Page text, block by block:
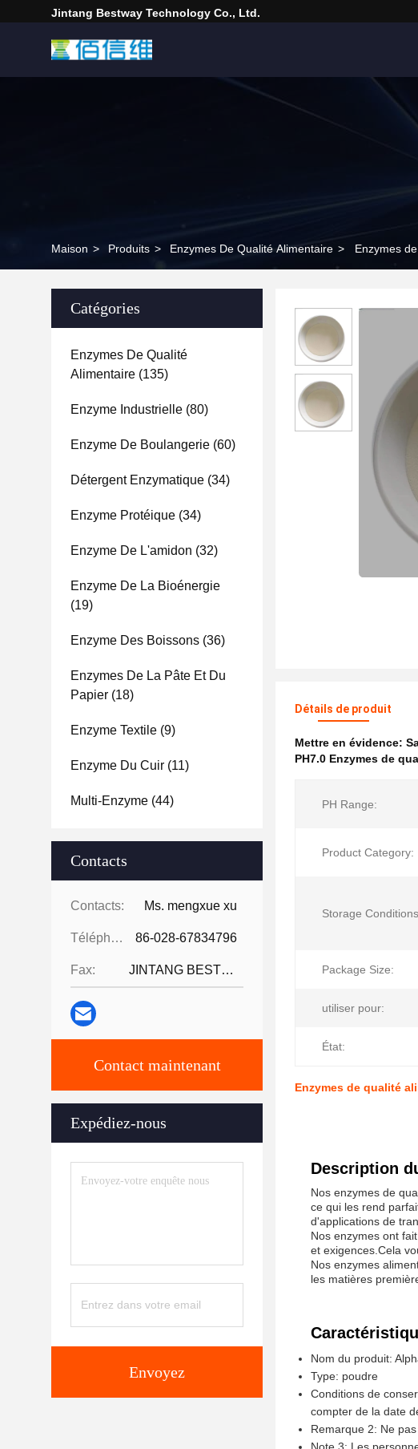
Jintang Bestway Technology Co., Ltd.
Maison > Produits > Enzymes De Qualité Alimentaire > Enzymes
Catégories
Enzymes De Qualité
Alimentaire (135)
Enzyme Industrielle (80)
Enzyme De Boulangerie (60)
Détergent Enzymatique (34)
Enzyme Protéique (34)
Enzyme De L'amidon (32)
Enzyme De La Bioénergie
(19)
Enzyme Des Boissons (36)
Enzymes De La Pâte Et Du
Papier (18)
Enzyme Textile (9)
Enzyme Du Cuir (11)
Multi-Enzyme (44)
Contacts
Contacts: Ms. mengxue xu
Téléphone: 86-028-67834796
Fax: JINTANG BESTWAY TECHNOLOGY CO
Contact maintenant
Expédiez-nous
Envoyez
Détails de produit
Mettre en évidence:
PH7.0 Enzymes de
PH Range:
Product Category:
Storage
Package Size:
utiliser pour:
État:
Enzymes de qualité
Description
Nos enzymes de
ce qui les rend
d'applications de
Nos enzymes ont
et exigences.Cela
Nos enzymes
les matières
Nom du produit:
Type: poudre
Conditions de
compter de la date
Remarque 2: Ne